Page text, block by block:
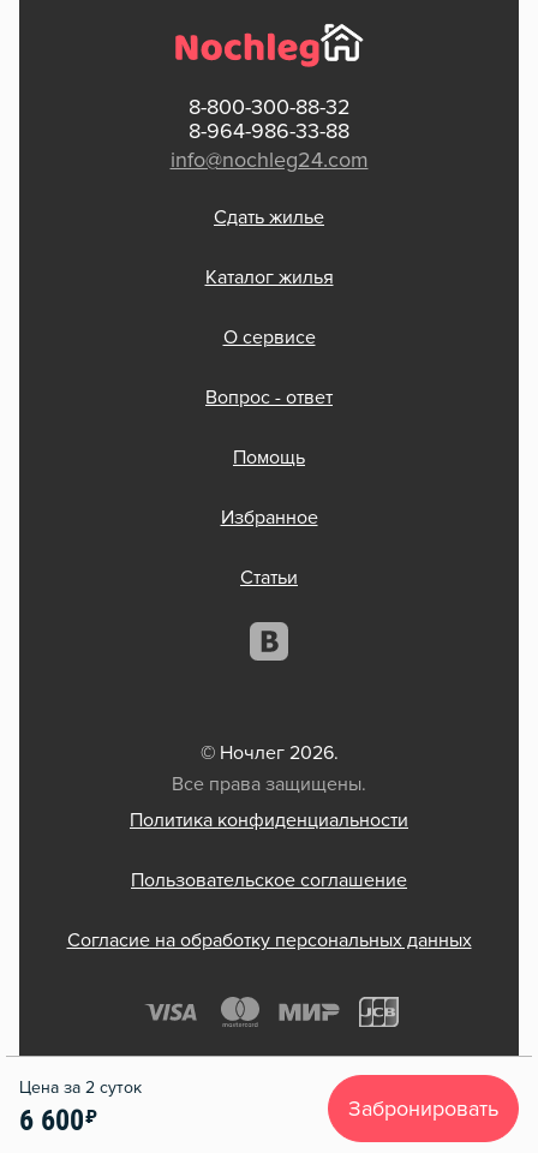
6 600 Забронировать
8-800-300-88-32
8-964-986-33-88
info@nochleg24.com
Сдать жилье
Каталог жилья
О сервисе
Вопрос - ответ
Помощь
Избранное
Статьи
© Ночлег 2026.
Все права защищены.
Политика конфиденциальности
Пользовательское соглашение
Согласие на обработку персональных данных